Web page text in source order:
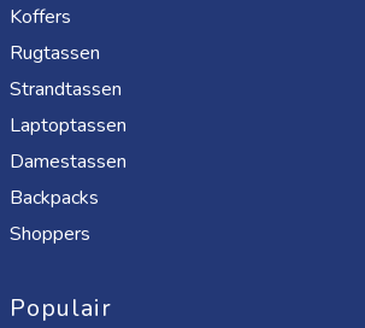
Koffers
Rugtassen
Strandtassen
Laptoptassen
Damestassen
Backpacks
Shoppers
Populair